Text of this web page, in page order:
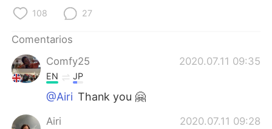
108 27
Comentarios
Comfy25
2020.07.11 09:35
EN JP
@Airi Thank you 🤗
Airi 2020.07.11 09:28